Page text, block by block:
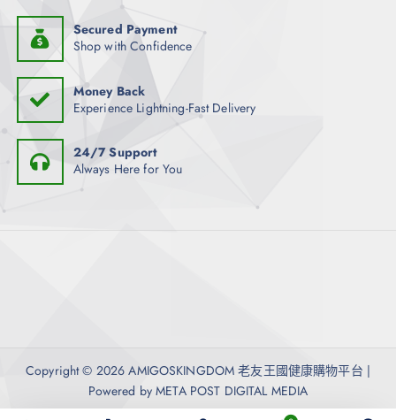
Secured Payment
Shop with Confidence
Money Back
Experience Lightning-Fast Delivery
24/7 Support
Always Here for You
Copyright © 2026 AMIGOSKINGDOM 老友王國健康購物平台 |
Powered by META POST DIGITAL MEDIA